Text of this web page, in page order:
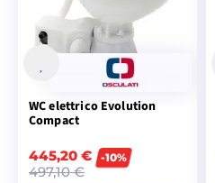
WC elettrico Evolution
Compact
445,20 €
497,10 €
-10%